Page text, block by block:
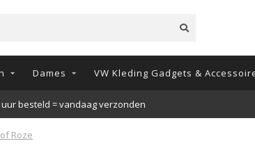
Dames VW Kleding Gadgets &
uur besteld = vandaag verzonden
Roze